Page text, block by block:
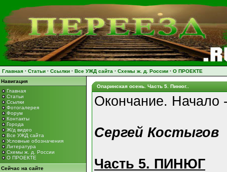
Главная · Статьи · Ссылки · Все УЖД сайта · Схемы ж. д. России · О ПРОЕКТЕ
Навигация
Главная
Статьи
Ссылки
Фотогалерея
Форум
Контакты
Города
Ж/д видео
Все УЖД сайта
Условные обозначения
Литература
Схемы ж. д. России
О ПРОЕКТЕ
Сейчас на сайте
Опаринская осень. Часть 5. Пинюг..
Окончание. Начало
Сергей Костыгов
Часть 5. ПИНЮГ